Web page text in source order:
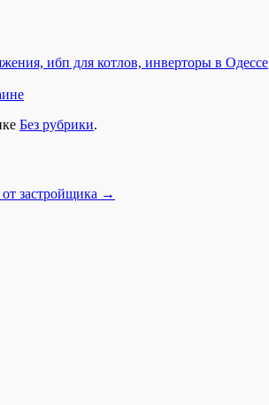
ибп для котлов, инверторы в Одессе
Без рубрики.
застройщика →